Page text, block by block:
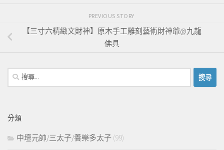
PREVIOUS STORY
【三寸六精緻文財神】原木手工雕刻藝術財神爺@九龍
佛具
搜
尋
字:
分類
中壇元帥/三太子/養樂多太子 (99)